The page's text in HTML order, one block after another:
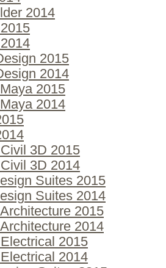
2014
2015
2014
2015
2014
3D 2015
3D 2014
Suites 2015
Suites 2014
2015
2014
2015
2014